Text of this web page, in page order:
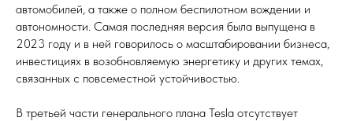
автомобилей, а также о полном беспилотном вождении и
автономности. Самая последняя версия была выпущена в
2023 году и в ней говорилось о масштабировании бизнеса,
инвестициях в возобновляемую энергетику и других темах,
связанных с повсеместной устойчивостью.
В третьей части генерального плана Tesla отсутствует